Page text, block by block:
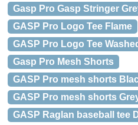
Gasp Pro Gasp Stringer
GASP Pro Logo Tee Flame
GASP Pro Logo Tee
Gasp Pro Mesh Shorts
GASP Pro mesh shorts
GASP Pro mesh shorts
GASP Raglan baseball tee